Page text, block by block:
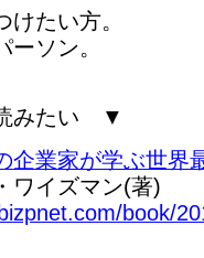
たい方。
ソン。
みたい ▼
企業家が学ぶ世界
イズマン(著)
book/